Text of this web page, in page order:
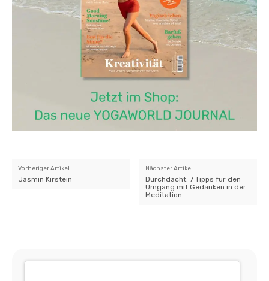
Vorheriger Artikel
Jasmin Kirstein
Nächster Artikel
Durchdacht: 7 Tipps für den
Umgang mit Gedanken in der
Meditation